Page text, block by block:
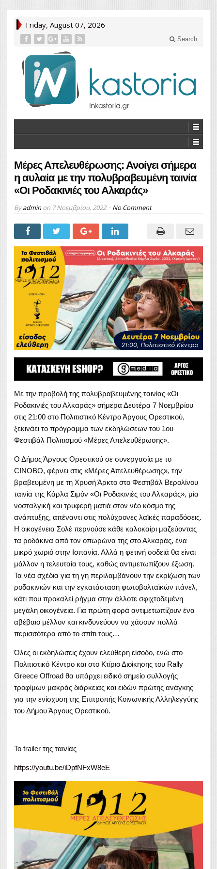
Friday, August 07, 2026
Search
Μέρες Απελευθέρωσης: Ανοίγει σήμερα
η αυλαία με την πολυβραβευμένη ταινία
«Οι Ροδακινιές του Αλκαράς»
Byadminon 7 Νοεμβρίου, 2022 No Comment
Με την προβολή της πολυβραβευμένης ταινίας «Οι
Ροδακινιές του Αλκαράς» σήμερα Δευτέρα 7 Νοεμβρίου
στις 21:00 στο Πολιτιστικό Κέντρο Άργους Ορεστικού,
ξεκινάει το πρόγραμμα των εκδηλώσεων του 1ου
Φεστιβάλ Πολιτισμού «Μέρες Απελευθέρωσης».
Ο Δήμος Άργους Ορεστικού σε συνεργασία με το
CINOBO, φέρνει στις «Μέρες Απελευθέρωσης», την
βραβευμένη με τη Χρυσή Άρκτο στο Φεστιβάλ Βερολίνου
ταινία της Κάρλα Σιμόν «Οι Ροδακινιές του Αλκαράς», μία
νοσταλγική και τρυφερή ματιά στον νέο κόσμο της
ανάπτυξης, απέναντι στις πολύχρονες λαϊκές παραδόσεις.
Η οικογένεια Σολέ περνούσε κάθε καλοκαίρι μαζεύοντας
τα ροδάκινα από τον οπωρώνα της στο Αλκαράς, ένα
μικρό χωριό στην Ισπανία. Αλλά η φετινή σοδειά θα είναι
μάλλον η τελευταία τους, καθώς αντιμετωπίζουν έξωση.
Τα νέα σχέδια για τη γη περιλαμβάνουν την εκρίζωση των
ροδακινιών και την εγκατάσταση φωτοβολταϊκών πάνελ,
κάτι που προκαλεί ρήγμα στην άλλοτε σφιχτοδεμένη
μεγάλη οικογένεια. Για πρώτη φορά αντιμετωπίζουν ένα
αβέβαιο μέλλον και κινδυνεύουν να χάσουν πολλά
περισσότερα από το σπίτι τους…
Όλες οι εκδηλώσεις έχουν ελεύθερη είσοδο, ενώ στο
Πολιτιστικό Κέντρο και στο Κτίριο Διοίκησης του Rally
Greece Offroad θα υπάρχει ειδικό σημείο συλλογής
τροφίμων μακράς διάρκειας και ειδών πρώτης ανάγκης
για την ενίσχυση της Επιτροπής Κοινωνικής Αλληλεγγύης
του Δήμου Άργους Ορεστικού.
Το trailer της ταινίας
https://youtu.be/iDpfNFxW8eE